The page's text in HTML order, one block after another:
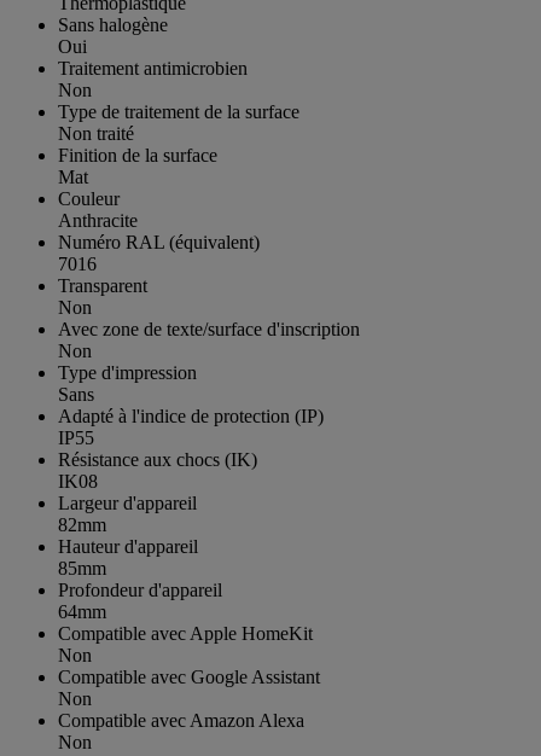
Sans halogène
Oui
Traitement antimicrobien
Non
Type de traitement de la surface
Non traité
Finition de la surface
Mat
Couleur
Anthracite
Numéro RAL (équivalent)
7016
Transparent
Non
Avec zone de texte/surface d'inscription
Non
Type d'impression
Sans
Adapté à l'indice de protection (IP)
IP55
Résistance aux chocs (IK)
IK08
Largeur d'appareil
82mm
Hauteur d'appareil
85mm
Profondeur d'appareil
64mm
Compatible avec Apple HomeKit
Non
Compatible avec Google Assistant
Non
Compatible avec Amazon Alexa
Non